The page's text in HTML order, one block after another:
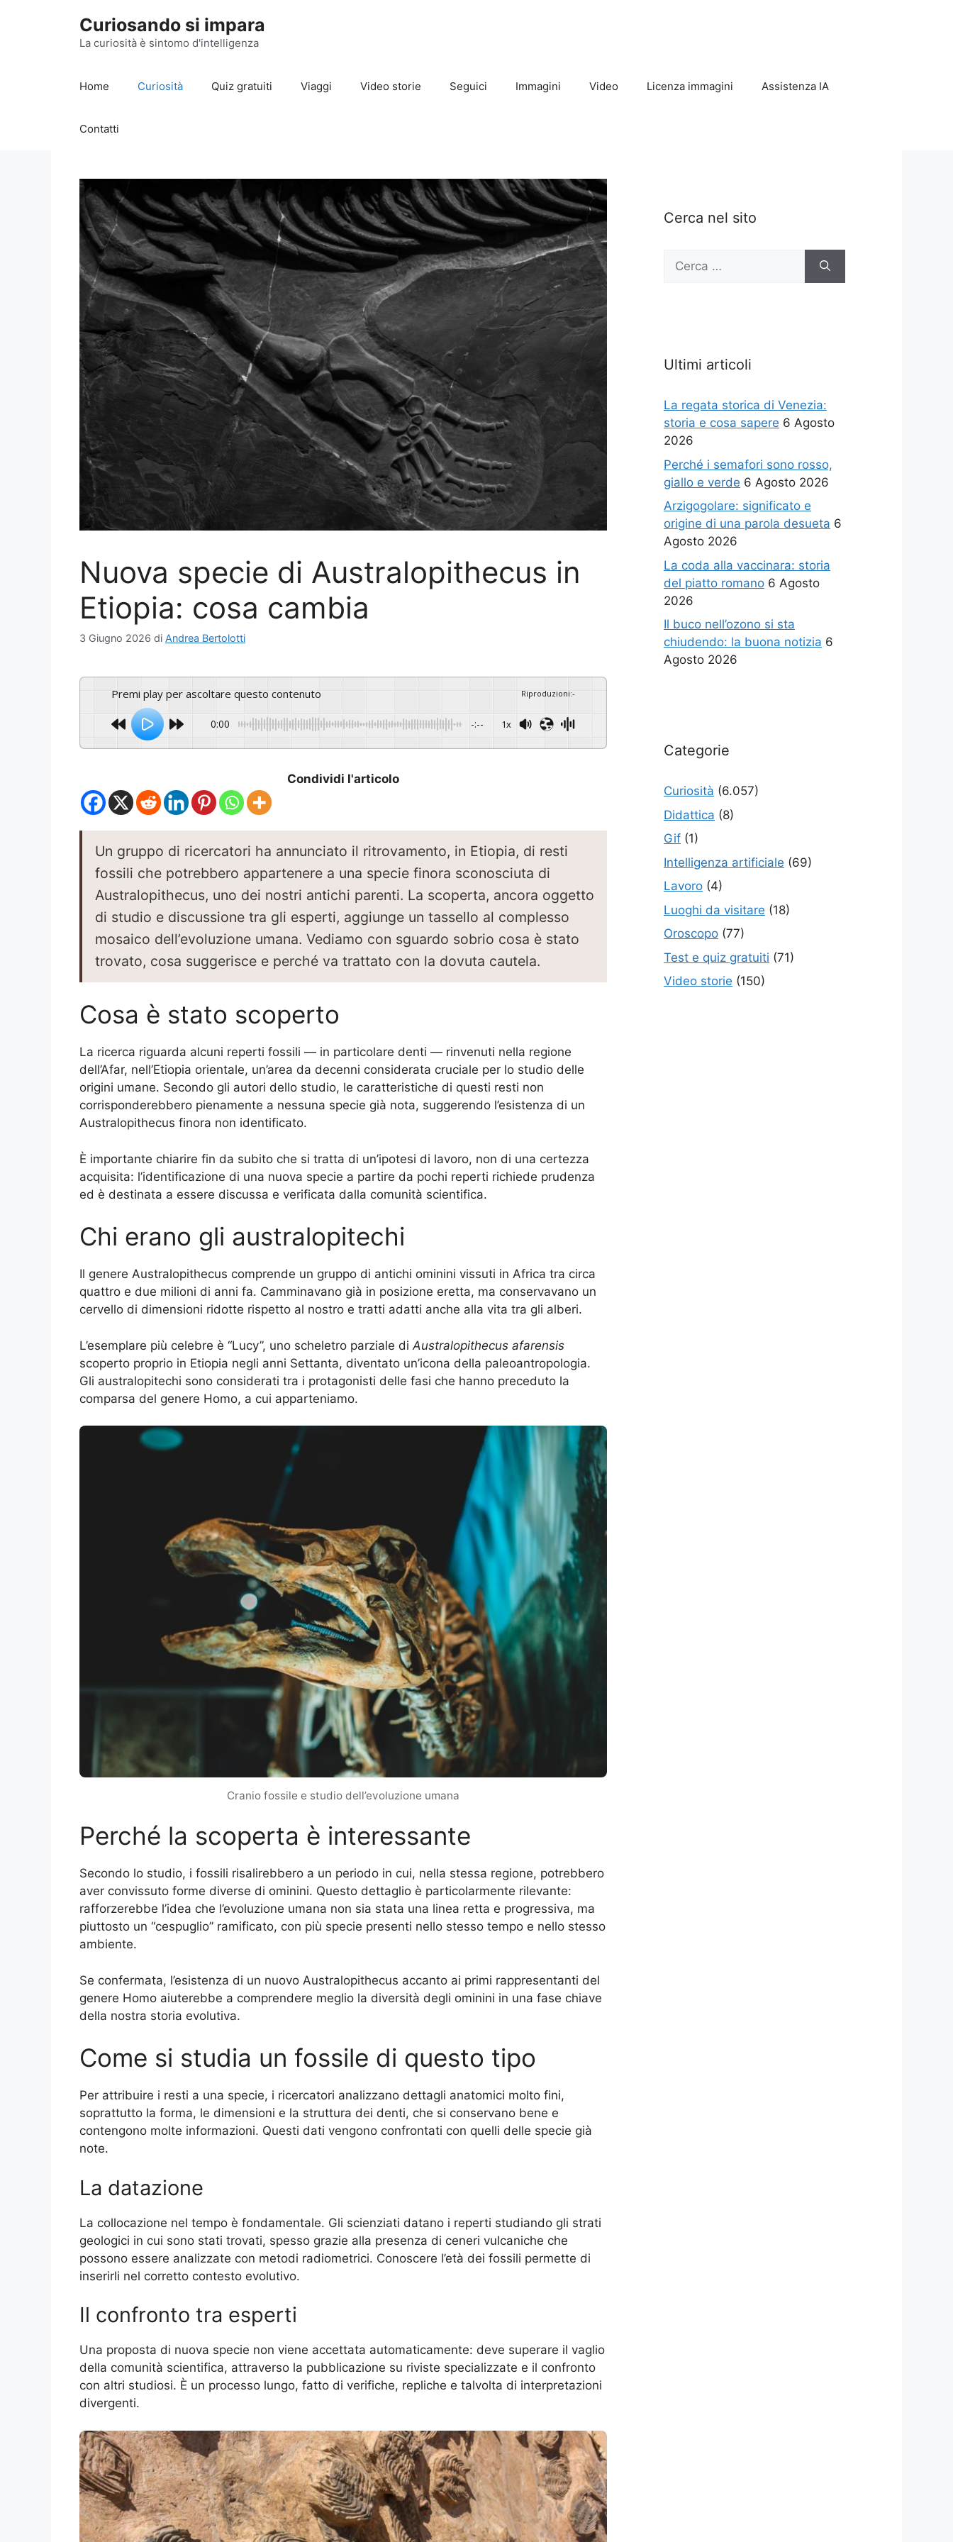
Curiosando si impara
La curiosità è sintomo d'intelligenza
Home Curiosità Quiz gratuiti Viaggi Video storie Seguici Immagini Video Licenza immagini Assistenza IA
Contatti
Nuova specie di Australopithecus in
Etiopia: cosa cambia
3 Giugno 2026 di Andrea Bertolotti
Premi play per ascoltare questo contenuto Riproduzioni:-
0:00 -:-- 1x
Condividi l'articolo
Un gruppo di ricercatori ha annunciato il ritrovamento, in Etiopia, di resti
fossili che potrebbero appartenere a una specie finora sconosciuta di
Australopithecus, uno dei nostri antichi parenti. La scoperta, ancora oggetto
di studio e discussione tra gli esperti, aggiunge un tassello al complesso
mosaico dell’evoluzione umana. Vediamo con sguardo sobrio cosa è stato
trovato, cosa suggerisce e perché va trattato con la dovuta cautela.
Cosa è stato scoperto
La ricerca riguarda alcuni reperti fossili — in particolare denti — rinvenuti nella regione
dell’Afar, nell’Etiopia orientale, un’area da decenni considerata cruciale per lo studio delle
origini umane. Secondo gli autori dello studio, le caratteristiche di questi resti non
corrisponderebbero pienamente a nessuna specie già nota, suggerendo l’esistenza di un
Australopithecus finora non identificato.
È importante chiarire fin da subito che si tratta di un’ipotesi di lavoro, non di una certezza
acquisita: l’identificazione di una nuova specie a partire da pochi reperti richiede prudenza
ed è destinata a essere discussa e verificata dalla comunità scientifica.
Chi erano gli australopitechi
Il genere Australopithecus comprende un gruppo di antichi ominini vissuti in Africa tra circa
quattro e due milioni di anni fa. Camminavano già in posizione eretta, ma conservavano un
cervello di dimensioni ridotte rispetto al nostro e tratti adatti anche alla vita tra gli alberi.
L’esemplare più celebre è “Lucy”, uno scheletro parziale di Australopithecus afarensis
scoperto proprio in Etiopia negli anni Settanta, diventato un’icona della paleoantropologia.
Gli australopitechi sono considerati tra i protagonisti delle fasi che hanno preceduto la
comparsa del genere Homo, a cui apparteniamo.
Cranio fossile e studio dell’evoluzione umana
Perché la scoperta è interessante
Secondo lo studio, i fossili risalirebbero a un periodo in cui, nella stessa regione, potrebbero
aver convissuto forme diverse di ominini. Questo dettaglio è particolarmente rilevante:
rafforzerebbe l’idea che l’evoluzione umana non sia stata una linea retta e progressiva, ma
piuttosto un “cespuglio” ramificato, con più specie presenti nello stesso tempo e nello stesso
ambiente.
Se confermata, l’esistenza di un nuovo Australopithecus accanto ai primi rappresentanti del
genere Homo aiuterebbe a comprendere meglio la diversità degli ominini in una fase chiave
della nostra storia evolutiva.
Come si studia un fossile di questo tipo
Per attribuire i resti a una specie, i ricercatori analizzano dettagli anatomici molto fini,
soprattutto la forma, le dimensioni e la struttura dei denti, che si conservano bene e
contengono molte informazioni. Questi dati vengono confrontati con quelli delle specie già
note.
La datazione
La collocazione nel tempo è fondamentale. Gli scienziati datano i reperti studiando gli strati
geologici in cui sono stati trovati, spesso grazie alla presenza di ceneri vulcaniche che
possono essere analizzate con metodi radiometrici. Conoscere l’età dei fossili permette di
inserirli nel corretto contesto evolutivo.
Il confronto tra esperti
Una proposta di nuova specie non viene accettata automaticamente: deve superare il vaglio
della comunità scientifica, attraverso la pubblicazione su riviste specializzate e il confronto
con altri studiosi. È un processo lungo, fatto di verifiche, repliche e talvolta di interpretazioni
divergenti.
Cerca nel sito
Ricerca
Ultimi articoli
La regata storica di Venezia:
storia e cosa sapere 6 Agosto
2026
Perché i semafori sono rosso,
giallo e verde 6 Agosto 2026
Arzigogolare: significato e
origine di una parola desueta 6
Agosto 2026
La coda alla vaccinara: storia
del piatto romano 6 Agosto
2026
Il buco nell’ozono si sta
chiudendo: la buona notizia 6
Agosto 2026
Categorie
Curiosità (6.057)
Didattica (8)
Gif (1)
Intelligenza artificiale (69)
Lavoro (4)
Luoghi da visitare (18)
Oroscopo (77)
Test e quiz gratuiti (71)
Video storie (150)